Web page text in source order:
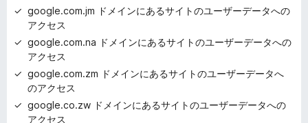
google.com.jm ドメインにあるサイトのユーザーデータへの
アクセス
google.com.na ドメインにあるサイトのユーザーデータへの
アクセス
google.com.zm ドメインにあるサイトのユーザーデータへ
のアクセス
google.co.zw ドメインにあるサイトのユーザーデータへの
アクセス